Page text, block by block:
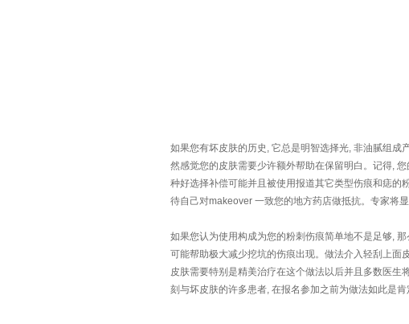
如果您有坏皮肤的历史, 它总是明智选择光, 非油腻组成
然感觉您的皮肤需要少许额外帮助在保留明白。记得,
种好选择补偿可能并且被使用报道其它类型伤痕和痣的
待自己对makeover 一致您的地方药店做抵抗。专家将
如果您认为使用构成为您的粉刺伤痕简单地不是足够,
可能帮助极大减少挖坑的伤痕出现。做法介入轻刮上面
皮肤需要特别是精美治疗在这个做法以后并且多数医
刻与坏皮肤的许多患者, 在报名参加之前为做法如此是